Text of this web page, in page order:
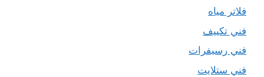
فلاتر مياه
فني تكييف
فني رسيفرات
فني ستلايت